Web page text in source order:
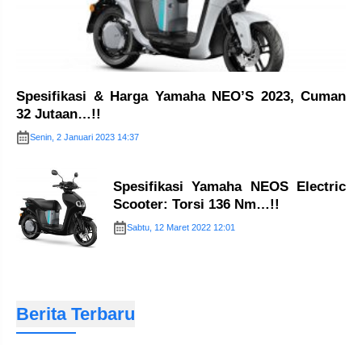
Spesifikasi & Harga Yamaha NEO’S 2023, Cuman
32 Jutaan…!!
Senin, 2 Januari 2023 14:37
Spesifikasi Yamaha NEOS Electric
Scooter: Torsi 136 Nm…!!
Sabtu, 12 Maret 2022 12:01
Berita Terbaru